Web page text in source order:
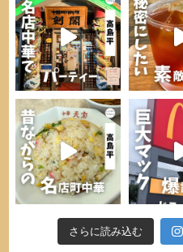
さらに読み込む